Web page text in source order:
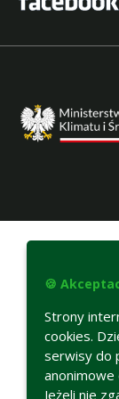
🍪
Strony
cookies.
serwisy do
Jeżeli nie